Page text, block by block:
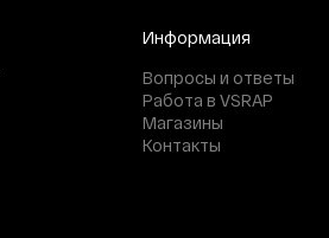
Информация
Вопросы и ответы
Работа в VSRAP
Магазины
Контакты